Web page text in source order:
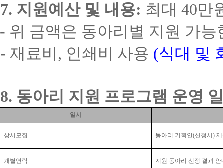
7. 지원예산 및 내용: 최대 40만
- 위 금액은 동아리별 지원 가
- 재료비 , 인쇄비 사용 (식대 및
8. 동아리 지원 프로그램 운영
일시
상시모집 동아리 기획안(신청서) 제
개별연락 지원 동아리 선정 결과